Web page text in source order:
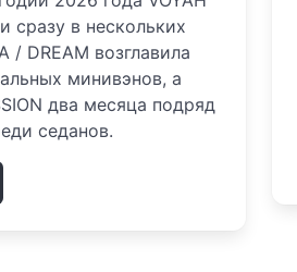
сразу в нескольких
/ DREAM возглавила
минивэнов, а
два месяца подряд
седанов.